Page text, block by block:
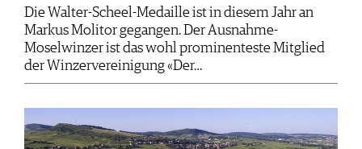
Die Walter-Scheel-Medaille ist in diesem Jahr an
Markus Molitor gegangen. Der Ausnahme-
Moselwinzer ist das wohl prominenteste Mitglied
der Winzervereinigung «Der…